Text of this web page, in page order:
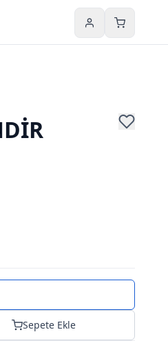
HesabımSepetim
Sepete Ekle